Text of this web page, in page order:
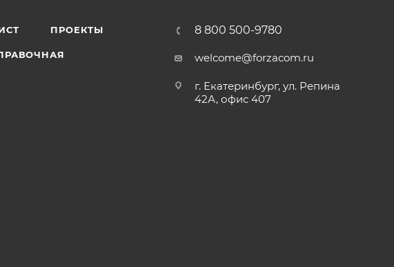
ПРОЕКТЫ 8 800 500-9780
welcome@forzacom.ru
г. Екатеринбург, ул. Репина
42А, офис 407